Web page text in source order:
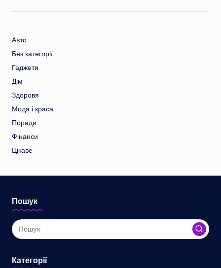
Авто
Без категорії
Гаджети
Дім
Здоровя
Мода і краса
Поради
Фінанси
Цікаве
Пошук
Категорії